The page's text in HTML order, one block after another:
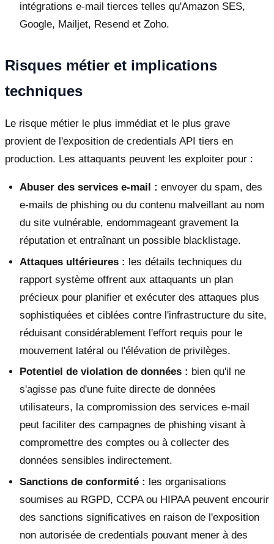
intégrations e-mail tierces telles qu'Amazon SES,
Google, Mailjet, Resend et Zoho.
Risques métier et implications
techniques
Le risque métier le plus immédiat et le plus grave
provient de l'exposition de credentials API tiers en
production. Les attaquants peuvent les exploiter pour :
Abuser des services e-mail : envoyer du spam, des
e-mails de phishing ou du contenu malveillant au nom
du site vulnérable, endommageant gravement la
réputation et entraînant un possible blacklistage.
Attaques ultérieures : les détails techniques du
rapport système offrent aux attaquants un plan
précieux pour planifier et exécuter des attaques plus
sophistiquées et ciblées contre l'infrastructure du site,
réduisant considérablement l'effort requis pour le
mouvement latéral ou l'élévation de privilèges.
Potentiel de violation de données : bien qu'il ne
s'agisse pas d'une fuite directe de données
utilisateurs, la compromission des services e-mail
peut faciliter des campagnes de phishing visant à
compromettre des comptes ou à collecter des
données sensibles indirectement.
Sanctions de conformité : les organisations
soumises au RGPD, CCPA ou HIPAA peuvent encourir
des sanctions significatives en raison de l'exposition
non autorisée de credentials pouvant mener à des